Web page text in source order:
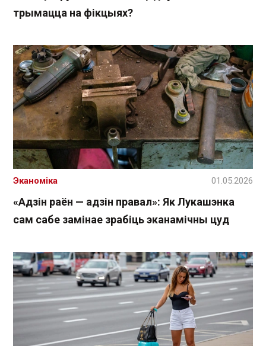
трымацца на фікцыях?
«Адзін раён — адзін правал»: Як Лукашэнка
сам сабе замінае зрабіць эканамічны цуд
Эканоміка 01.05.2026